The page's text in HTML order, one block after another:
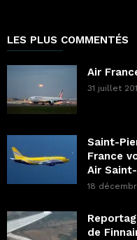
LES PLUS COMMENTÉS
Air
31 juillet
Saint-
France
Air
18
de